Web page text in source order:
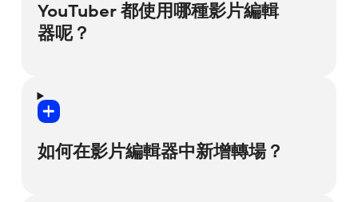
印、影片長度限制為 60 秒 (音訊則只能播放
一半的長度)，以及部分進階功能在匯出時無
不會再有任何限制，並且能使用所有的功能
了。
目前最適合初學者使用的影片編輯器之一。
的介面、方便使用的工具提示，以及我們支
援團隊。團隊成員隨時準備好提供協助，鼓
勵您發揮創意。
YouTuber 都使用哪種影片編輯
器呢？
想為 YouTube 創造出引人入勝的內容嗎？想
透過辨識度高的片頭和轉場，讓觀眾留下深
刻印象嗎？想得到更多按讚數和訂閱人數
嗎？就讓 Movavi Video Editor 成為您最完
如何在影片編輯器中新增轉場？